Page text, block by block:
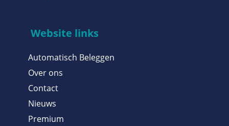
Website links
Automatisch Beleggen
Over ons
Contact
Nieuws
Premium